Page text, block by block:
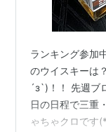
ランキング参加
のウイスキーは
´з`)！！ 先週
日の日程で三重
ゃちゃクロです